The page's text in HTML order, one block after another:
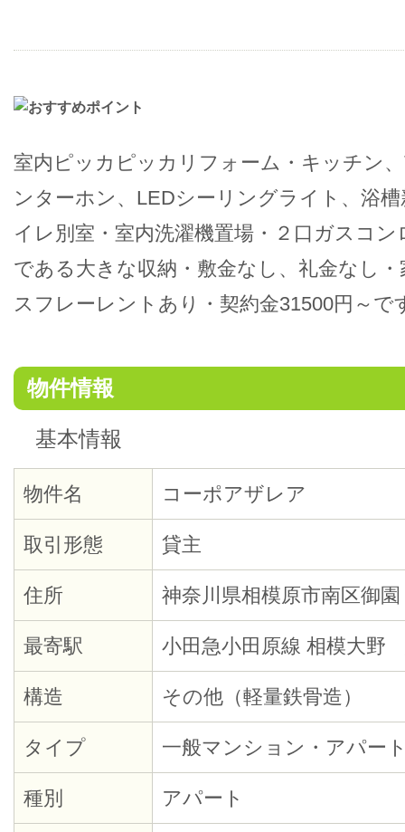
室内ピッカピッカリフォーム・キッチン
ンターホン、LEDシーリングライト、浴
イレ別室・室内洗濯機置場・２口ガスコン
である大きな収納・敷金なし、礼金なし
スフレーレントあり・契約金31500円～で
物件情報
基本情報
物件名 コーポアザレア
取引形態 貸主
住所 神奈川県相模原市南区御園
最寄駅 小田急小田原線 相模大野
構造 その他（軽量鉄骨造）
タイプ 一般マンション・アパー
種別 アパート